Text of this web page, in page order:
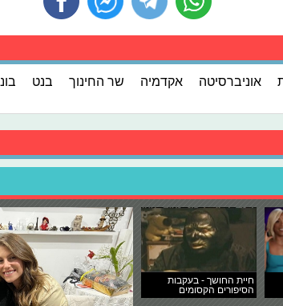
אוניברסיטה אקדמיה שר החינוך בנט
חיית החושך - בעקבות
הסיפורים הקסומים